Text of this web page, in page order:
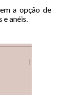
a opção de
e anéis.